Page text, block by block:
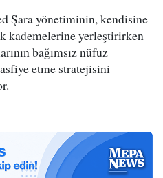
Şara yönetiminin, kendisine
kademelerine yerleştirirken
bağımsız nüfuz
etme stratejisini